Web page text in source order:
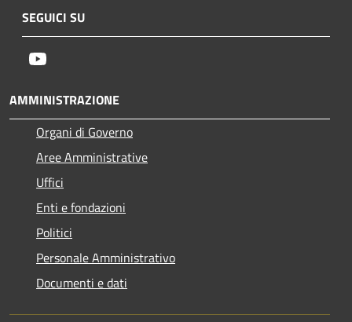
SEGUICI SU
AMMINISTRAZIONE
Organi di Governo
Aree Amministrative
Uffici
Enti e fondazioni
Politici
Personale Amministrativo
Documenti e dati